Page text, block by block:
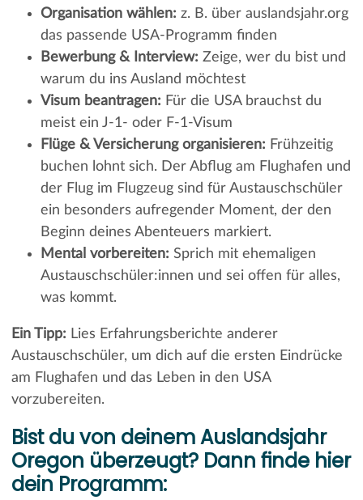
Organisation wählen: z. B. über auslandsjahr.org
das passende USA-Programm finden
Bewerbung & Interview: Zeige, wer du bist und
warum du ins Ausland möchtest
Visum beantragen: Für die USA brauchst du
meist ein J-1- oder F-1-Visum
Flüge & Versicherung organisieren: Frühzeitig
buchen lohnt sich. Der Abflug am Flughafen und
der Flug im Flugzeug sind für Austauschschüler
ein besonders aufregender Moment, der den
Beginn deines Abenteuers markiert.
Mental vorbereiten: Sprich mit ehemaligen
Austauschschüler:innen und sei offen für alles,
was kommt.
Ein Tipp: Lies Erfahrungsberichte anderer
Austauschschüler, um dich auf die ersten Eindrücke
am Flughafen und das Leben in den USA
vorzubereiten.
Bist du von deinem Auslandsjahr
Oregon überzeugt? Dann finde hier
dein Programm: